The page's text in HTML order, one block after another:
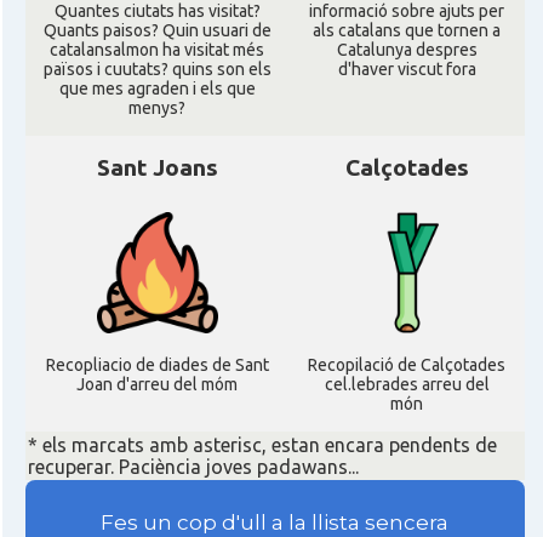
Quantes ciutats has visitat?
Quants paisos? Quin usuari de
catalansalmon ha visitat més
països i cuutats? quins son els
que mes agraden i els que
menys?
informació sobre ajuts per
als catalans que tornen a
Catalunya despres
d'haver viscut fora
Sant Joans
Recopliacio de diades de Sant
Joan d'arreu del móm
Calçotades
Recopilació de Calçotades
cel.lebrades arreu del
món
* els marcats amb asterisc, estan encara pendents de
recuperar. Paciència joves padawans...
Fes un cop d'ull a la llista sencera